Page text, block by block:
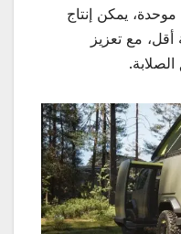
موحدة، يمكن إنتاج
مع تعزيز